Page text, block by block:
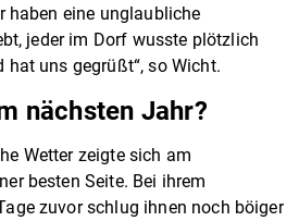
haben eine unglaubliche
jeder im Dorf wusste plötzlich
hat uns gegrüßt“, so Wicht.
nächsten Jahr?
Wetter zeigte sich am
besten Seite. Bei ihrem
zuvor schlug ihnen noch böiger